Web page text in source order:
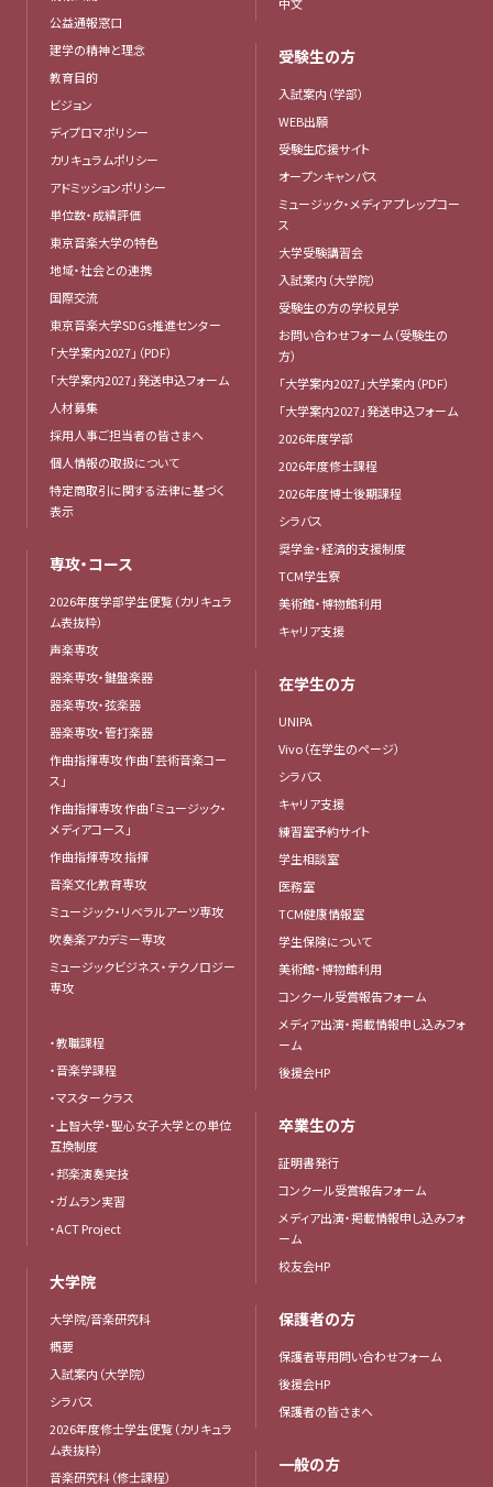
公益通報窓口
建学の精神と理念
教育目的
ビジョン
ディプロマポリシー
カリキュラムポリシー
アドミッションポリシー
単位数・成績評価
東京音楽大学の特色
地域・社会との連携
国際交流
東京音楽大学SDGs推進センター
「大学案内2027」（PDF）
「大学案内2027」発送申込フォーム
人材募集
採用人事ご担当者の皆さまへ
個人情報の取扱について
特定商取引に関する法律に基づく
表示
専攻・コース
2026年度学部学生便覧（カリキュラ
ム表抜粋）
声楽専攻
器楽専攻・鍵盤楽器
器楽専攻・弦楽器
器楽専攻・管打楽器
作曲指揮専攻 作曲「芸術音楽コー
ス」
作曲指揮専攻 作曲「ミュージック・
メディアコース」
作曲指揮専攻 指揮
音楽文化教育専攻
ミュージック・リベラルアーツ専攻
吹奏楽アカデミー専攻
ミュージックビジネス・テクノロジー
専攻
・教職課程
・音楽学課程
・マスタークラス
・上智大学・聖心女子大学との単位
互換制度
・邦楽演奏実技
・ガムラン実習
・ACT Project
大学院
大学院/音楽研究科
概要
入試案内（大学院）
シラバス
2026年度修士学生便覧（カリキュラ
ム表抜粋）
音楽研究科（修士課程）
受験生の方
入試案内（学部）
WEB出願
受験生応援サイト
オープンキャンパス
ミュージック・メディア プレップコー
ス
大学受験講習会
入試案内（大学院）
受験生の方の学校見学
お問い合わせフォーム（受験生の
方）
「大学案内2027」大学案内（PDF）
「大学案内2027」発送申込フォーム
2026年度学部
2026年度修士課程
2026年度博士後期課程
シラバス
奨学金・経済的支援制度
TCM学生寮
美術館・博物館利用
キャリア支援
在学生の方
UNIPA
Vivo（在学生のページ）
シラバス
キャリア支援
練習室予約サイト
学生相談室
医務室
TCM健康情報室
学生保険について
美術館・博物館利用
コンクール受賞報告フォーム
メディア出演・掲載情報申し込みフォ
ーム
後援会HP
卒業生の方
証明書発行
コンクール受賞報告フォーム
メディア出演・掲載情報申し込みフォ
ーム
校友会HP
保護者の方
保護者専用問い合わせフォーム
後援会HP
保護者の皆さまへ
一般の方